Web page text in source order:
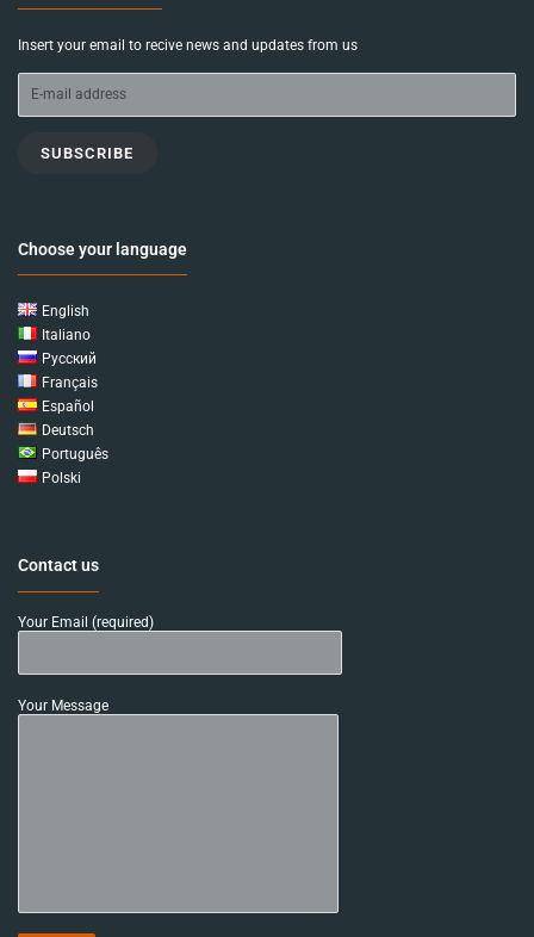
Insert your email to recive news and updates from us
SUBSCRIBE
Choose your language
English
Italiano
Русский
Français
Español
Deutsch
Português
Polski
Contact us
Your Email (required)
Your Message